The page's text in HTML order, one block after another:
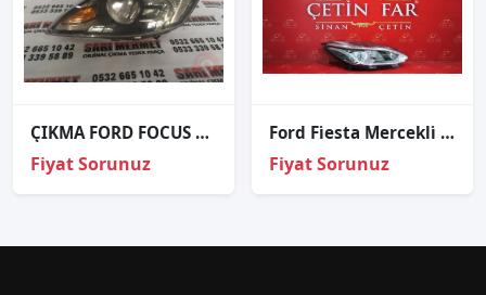
ÇIKMA FORD FOCUS SOL FAR SİYAH
Fiyat Sorunuz
Ford Fi̇esta Mercekli̇ Ledli̇ Sağ Far
Fiyat Sorunuz